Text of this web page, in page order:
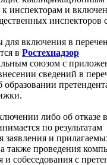
к инспекторам и
инспекторов
для включения в
в Ростехнадзор
союзом с
сведений в
образовании
либо об отказе
по результатам
заявления и
также проведения
и собеседования с